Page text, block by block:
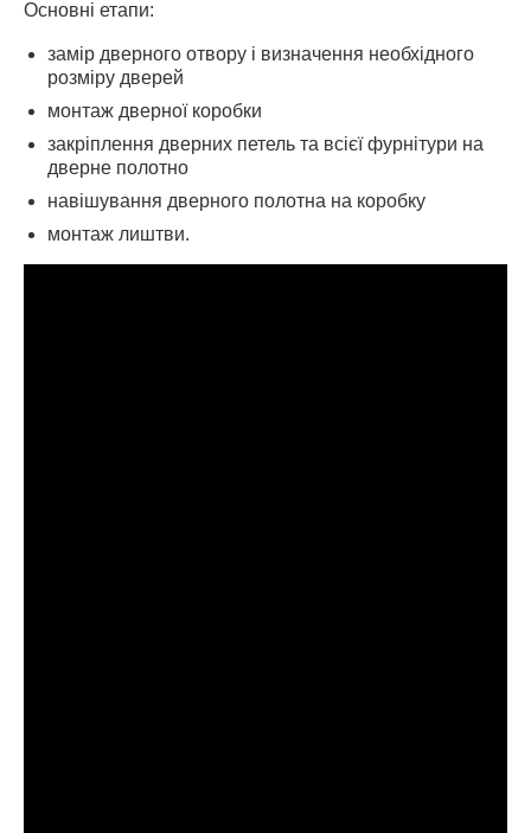
Основні етапи:
замір дверного отвору і визначення необхідного
розміру дверей
монтаж дверної коробки
закріплення дверних петель та всієї фурнітури на
дверне полотно
навішування дверного полотна на коробку
монтаж лиштви.